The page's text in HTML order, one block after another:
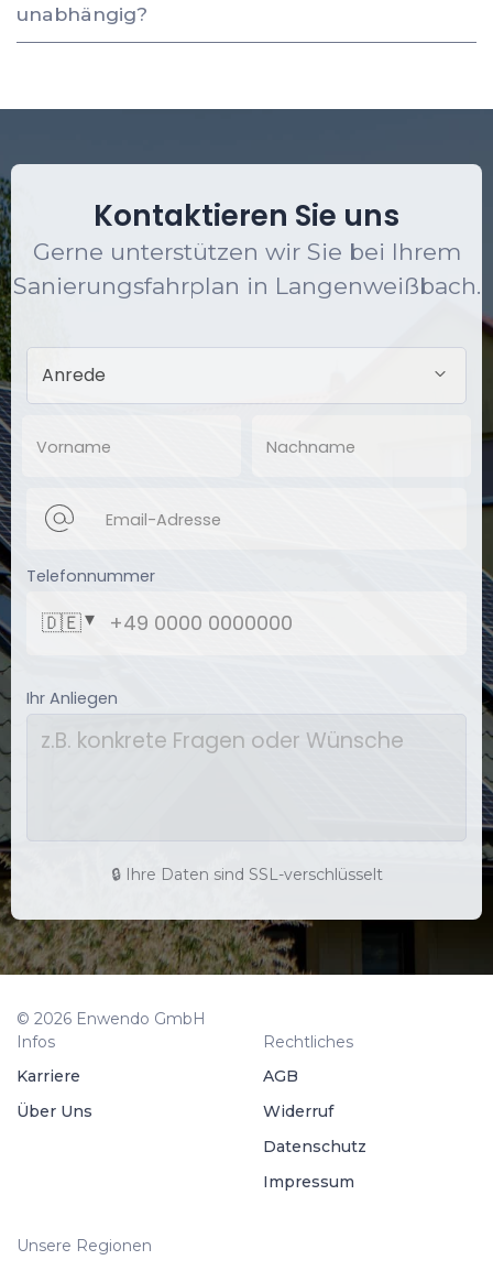
unabhängig?
Kontaktieren Sie uns
Gerne unterstützen wir Sie bei Ihrem
Sanierungsfahrplan in Langenweißbach.
🔒 Ihre Daten sind SSL-verschlüsselt
© 2026 Enwendo GmbH
Infos
Karriere
Über Uns
Rechtliches
AGB
Widerruf
Datenschutz
Impressum
Unsere Regionen